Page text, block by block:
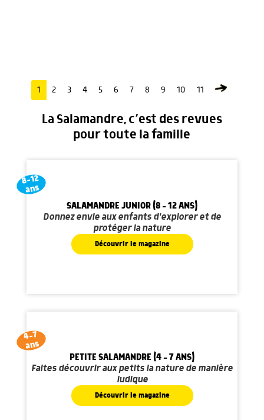
1 2 3 4 5 6 7 8 9 10 11
La Salamandre, c’est des revues
pour toute la famille
8-12
ans
SALAMANDRE JUNIOR (8 - 12 ANS)
Donnez envie aux enfants d'explorer et de
protéger la nature
Découvrir le magazine
4-7
ans
PETITE SALAMANDRE (4 - 7 ANS)
Faites découvrir aux petits la nature de manière
ludique
Découvrir le magazine